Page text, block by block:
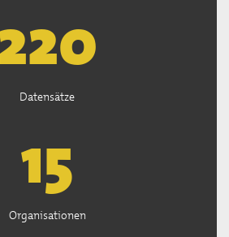
222
Datensätze
15
Organisationen